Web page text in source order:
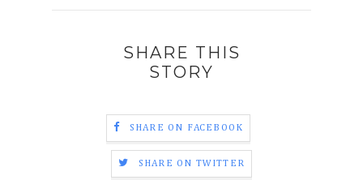
SHARE THIS
STORY
SHARE ON FACEBOOK
SHARE ON TWITTER